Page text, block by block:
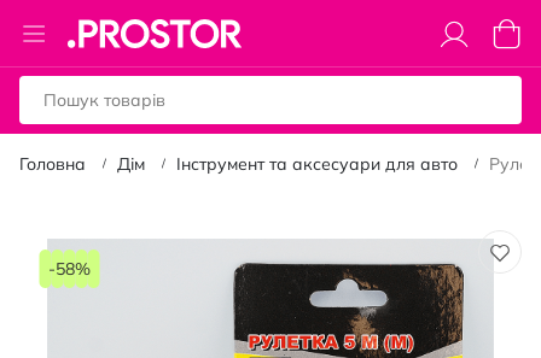
Toggle
Nav
Кошик
Головна Дім Інструмент та аксесуари для авто
Перейти
кінця
-58%